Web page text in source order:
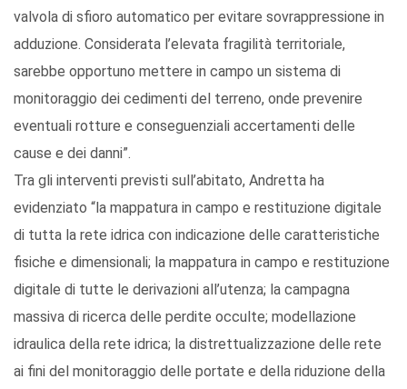
valvola di sfioro automatico per evitare sovrappressione in
adduzione. Considerata l’elevata fragilità territoriale,
sarebbe opportuno mettere in campo un sistema di
monitoraggio dei cedimenti del terreno, onde prevenire
eventuali rotture e conseguenziali accertamenti delle
cause e dei danni”.
Tra gli interventi previsti sull’abitato, Andretta ha
evidenziato “la mappatura in campo e restituzione digitale
di tutta la rete idrica con indicazione delle caratteristiche
fisiche e dimensionali; la mappatura in campo e restituzione
digitale di tutte le derivazioni all’utenza; la campagna
massiva di ricerca delle perdite occulte; modellazione
idraulica della rete idrica; la distrettualizzazione delle rete
ai fini del monitoraggio delle portate e della riduzione della